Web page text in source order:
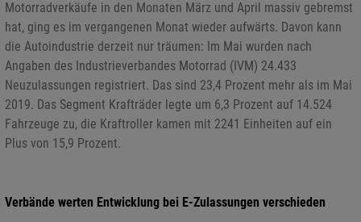
Motorradverkäufe in den Monaten März und April massiv gebremst
hat, ging es im vergangenen Monat wieder aufwärts. Davon kann
die Autoindustrie derzeit nur träumen: Im Mai wurden nach
Angaben des Industrieverbandes Motorrad (IVM) 24.433
Neuzulassungen registriert. Das sind 23,4 Prozent mehr als im Mai
2019. Das Segment Krafträder legte um 6,3 Prozent auf 14.524
Fahrzeuge zu, die Kraftroller kamen mit 2241 Einheiten auf ein
Plus von 15,9 Prozent.
Verbände werten Entwicklung bei E-Zulassungen verschieden